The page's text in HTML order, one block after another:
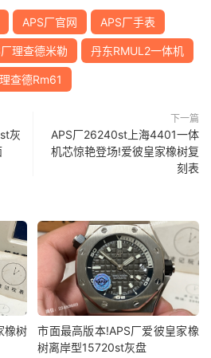
APS厂官网 APS厂手表
理查德米勒 丹东RMUL2一体机
理查德Rm61
灰
下一篇
APS厂26240st上海4401一体
机芯惊艳登场!爱彼皇家橡树复
刻表
橡树
市面最高版本!APS厂爱彼皇家橡
树离岸型15720st灰盘